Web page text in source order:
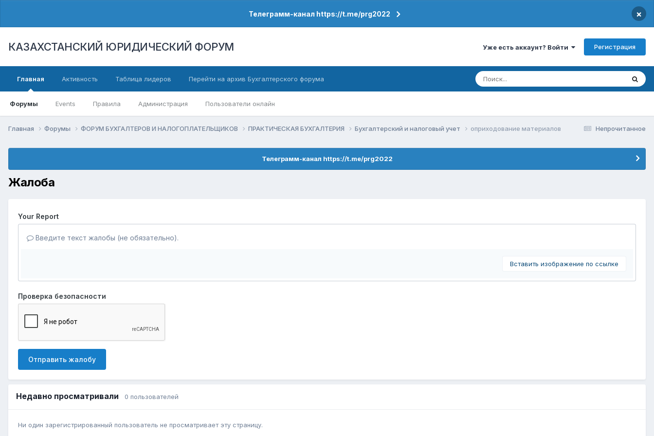
Телеграмм-канал https://t.me/prg2022 ×
КАЗАХСТАНСКИЙ ЮРИДИЧЕСКИЙ ФОРУМ Уже есть аккаунт? Войти Регистрация
Главная
Форумы Events Правила Администрация Пользователи онлайн
Активность Таблица лидеров Перейти на архив Бухгалтерского форума
Непрочитанное
Главная Форумы ФОРУМ БУХГАЛТЕРОВ И НАЛОГОПЛАТЕЛЬЩИКОВ ПРАКТИЧЕСКАЯ БУХГАЛТЕРИЯ Бухгалтерский и налоговый учет оприходование материалов
Телеграмм-канал https://t.me/prg2022
Жалоба
Your Report
Введите текст жалобы (не обязательно).
Вставить изображение по ссылке
Проверка безопасности
Отправить жалобу
Недавно просматривали 0 пользователей
Ни один зарегистрированный пользователь не просматривает эту страницу.